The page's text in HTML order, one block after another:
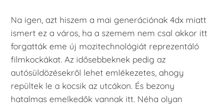
Na igen, azt hiszem a mai generációnak 4dx miatt
ismert ez a város, ha a szemem nem csal akkor itt
forgatták eme új mozitechnológiát reprezentáló
filmkockákat. Az idősebbeknek pedig az
autósüldözésekről lehet emlékezetes, ahogy
repültek le a kocsik az utcákon. És bezony
hatalmas emelkedők vannak itt. Néha olyan